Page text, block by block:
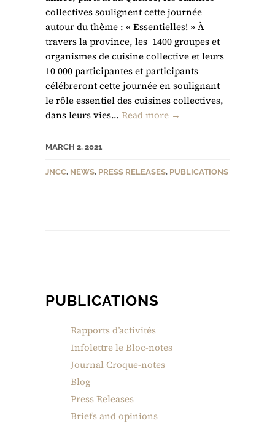
collectives soulignent cette journée
autour du thème : « Essentielles! » À
travers la province, les 1400 groupes et
organismes de cuisine collective et leurs
10 000 participantes et participants
célébreront cette journée en soulignant
le rôle essentiel des cuisines collectives,
dans leurs vies... Read more →
MARCH 2, 2021
JNCC, NEWS, PRESS RELEASES, PUBLICATIONS
PUBLICATIONS
Rapports d’activités
Infolettre le Bloc-notes
Journal Croque-notes
Blog
Press Releases
Briefs and opinions